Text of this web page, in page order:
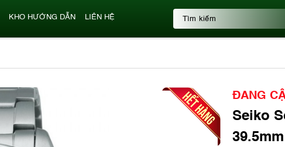
KHO HƯỚNG DẪN LIÊN HỆ
ĐANG
Seiko